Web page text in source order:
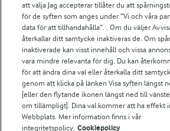
Arlas kundportal
Arla.com
Falbygdens Ost
Arla webbshop
Bildbank
Följ oss
att välja Jag accepterar tillåter du att
för de syften som anges under ”Vi och våra
data för att tillhandahålla”. . Om du väljer
återkallar ditt samtycke inaktiveras de. Om
inaktiverade kan visst innehåll och vissa
vara mindre relevanta för dig. Du kan
för att ändra dina val eller återkalla ditt
genom att klicka på länken Visa syften längst
[eller den flytande ikonen längst ned till
om tillämpligt]. Dina val kommer att ha effekt
Webbplats. Mer information finns i vår
integritetspolicy. Cookiepolicy